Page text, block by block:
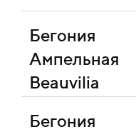
Бегония
Ампельная
Beauvilia
Бегония